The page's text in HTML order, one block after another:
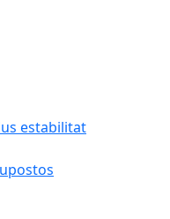
estabilitat